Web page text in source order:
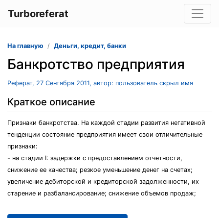
Turboreferat
На главную Деньги, кредит, банки
Банкротство предприятия
Реферат, 27 Сентября 2011, автор: пользователь скрыл имя
Краткое описание
Признаки банкротства. На каждой стадии развития негативной
тенденции состояние предприятия имеет свои отличительные
признаки:
- на стадии I: задержки с предоставлением отчетности,
снижение ее качества; резкое уменьшение денег на счетах;
увеличение дебиторской и кредиторской задолженности, их
старение и разбалансирование; снижение объемов продаж;